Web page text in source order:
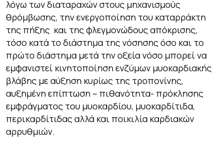
λόγω των διαταραχών στους μηχανισμούς
θρόμβωσης, την ενεργοποίηση του καταρράκτη
της πήξης και της φλεγμονώδους απόκρισης,
τόσο κατά το διάστημα της νόσησης όσο και το
πρώτο διάστημα μετά την οξεία νόσο μπορεί να
εμφανιστεί κινητοποίηση ενζύμων μυοκαρδιακής
βλάβης με αύξηση κυρίως της τροπονίνης,
αυξημένη επίπτωση – πιθανότητα- πρόκλησης
εμφράγματος του μυοκαρδίου, μυοκαρδίτιδα,
περικαρδίτιδας αλλά και ποικιλία καρδιακών
αρρυθμιών.